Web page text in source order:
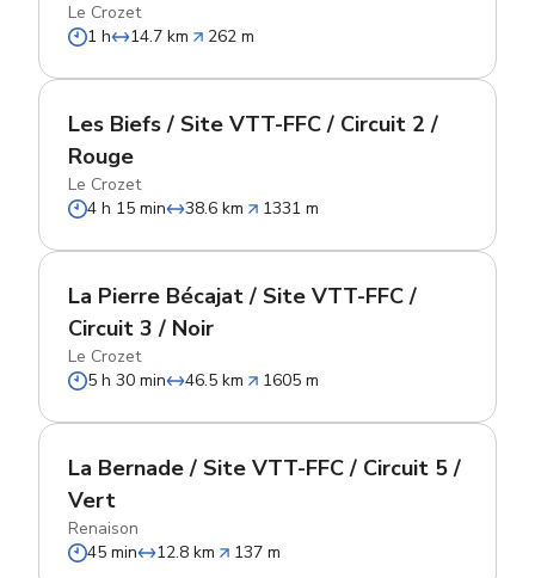
Le Crozet
1 h
14.7 km 262 m
Les Biefs / Site VTT-FFC / Circuit 2 /
Rouge
Le Crozet
4 h 15 min
38.6 km 1331 m
La Pierre Bécajat / Site VTT-FFC /
Circuit 3 / Noir
Le Crozet
5 h 30 min
46.5 km 1605 m
La Bernade / Site VTT-FFC / Circuit 5 /
Vert
Renaison
45 min
12.8 km 137 m